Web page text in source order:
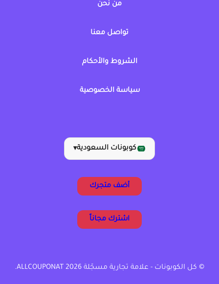
من نحن
تواصل معنا
الشروط والأحكام
سياسة الخصوصية
كوبونات السعودية▾
أضف متجرك
اشترك مجاناً
© كل الكوبونات - علامة تجارية مسجّلة ALLCOUPONAT 2026.